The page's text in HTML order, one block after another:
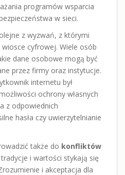
programów wsparcia
w sieci.
z wyzwań, z którymi
cyfrowej. Wiele osób
dane osobowe mogą być
przez firmy oraz instytucje.
internetu był
ochrony własnych
z odpowiednich
hasła czy uwierzytelnianie
także do konfliktów
i wartości stykają się
i akceptacja dla